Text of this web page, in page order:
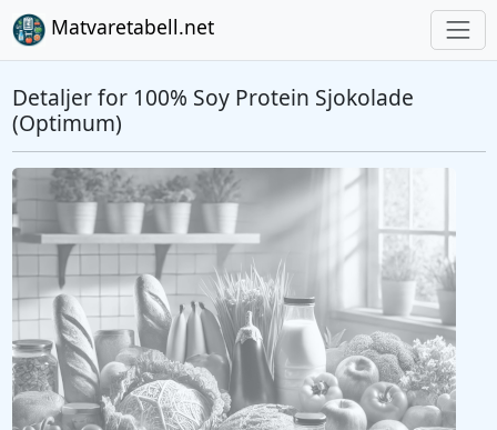
Matvaretabell.net
Detaljer for 100% Soy Protein Sjokolade
(Optimum)